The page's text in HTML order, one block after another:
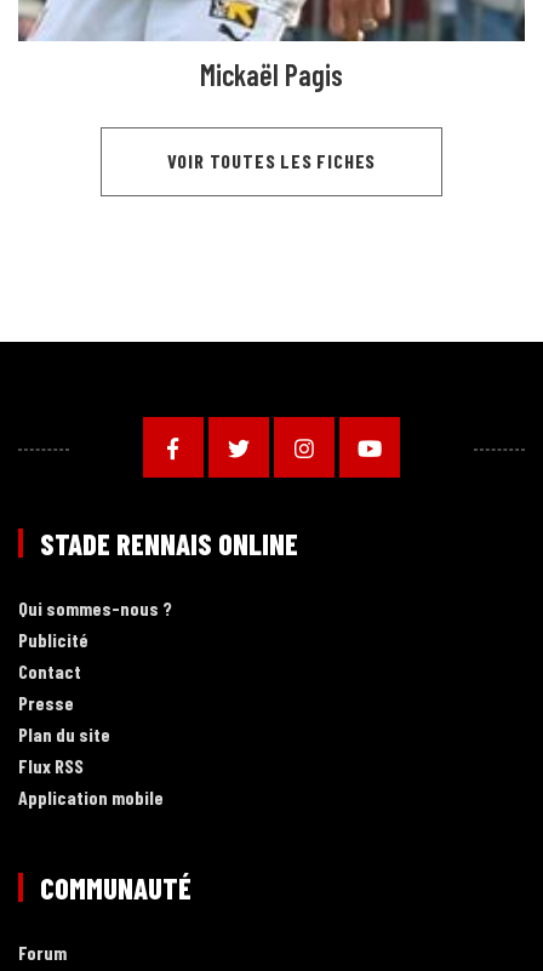
Mickaël Pagis
VOIR TOUTES LES FICHES
STADE RENNAIS ONLINE
Qui sommes-nous ?
Publicité
Contact
Presse
Plan du site
Flux RSS
Application mobile
COMMUNAUTÉ
Forum